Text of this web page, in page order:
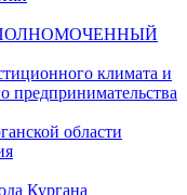
климата и
предпринимательства
области
Кургана